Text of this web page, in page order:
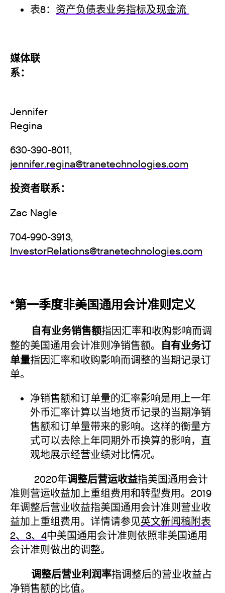
表8： 资产负债表业务指标及现金流
媒体联
系
Jennifer
630-390-8011,
jennifer.regina@tranetechnologies.com
投资者联系：
Zac Nagle
704-990-3913,
InvestorRelations@tranetechnologies.com
*第一季度非美国通用会计准则定义
自有业务销售额指因汇率和收购影响而调
整的美国通用会计准则净销售额。
自有业务订
单量指因汇率和收购影响而调整的当期记录订
单。
净销售额和订单量的汇率影响是用上一年
外币汇率计算以当地货币记录的当期净销
售额和订单量带来的影响。这样的衡量方
式可以去除上年同期外币换算的影响，直
观地展示经营业绩对比情况。
2020年调整后营运收益指美国通用会计
准则营运收益加上重组费用和转型费用。2019
年调整后营业收益指美国通用会计准则营业收
益加上重组费用。详情请参见英文新闻稿附表
2、3、4中美国通用会计准则依照非美国通用
会计准则做出的调整。
调整后营业利润率指调整后的营业收益占
净销售额的比值。